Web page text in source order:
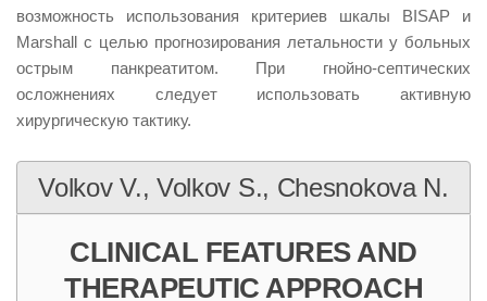
возможность использования критериев шкалы BISAP и
Marshall с целью прогнозирования летальности у больных
острым панкреатитом. При гнойно-септических
осложнениях следует использовать активную
хирургическую тактику.
Volkov V., Volkov S., Chesnokova N.
CLINICAL FEATURES AND
THERAPEUTIC APPROACH